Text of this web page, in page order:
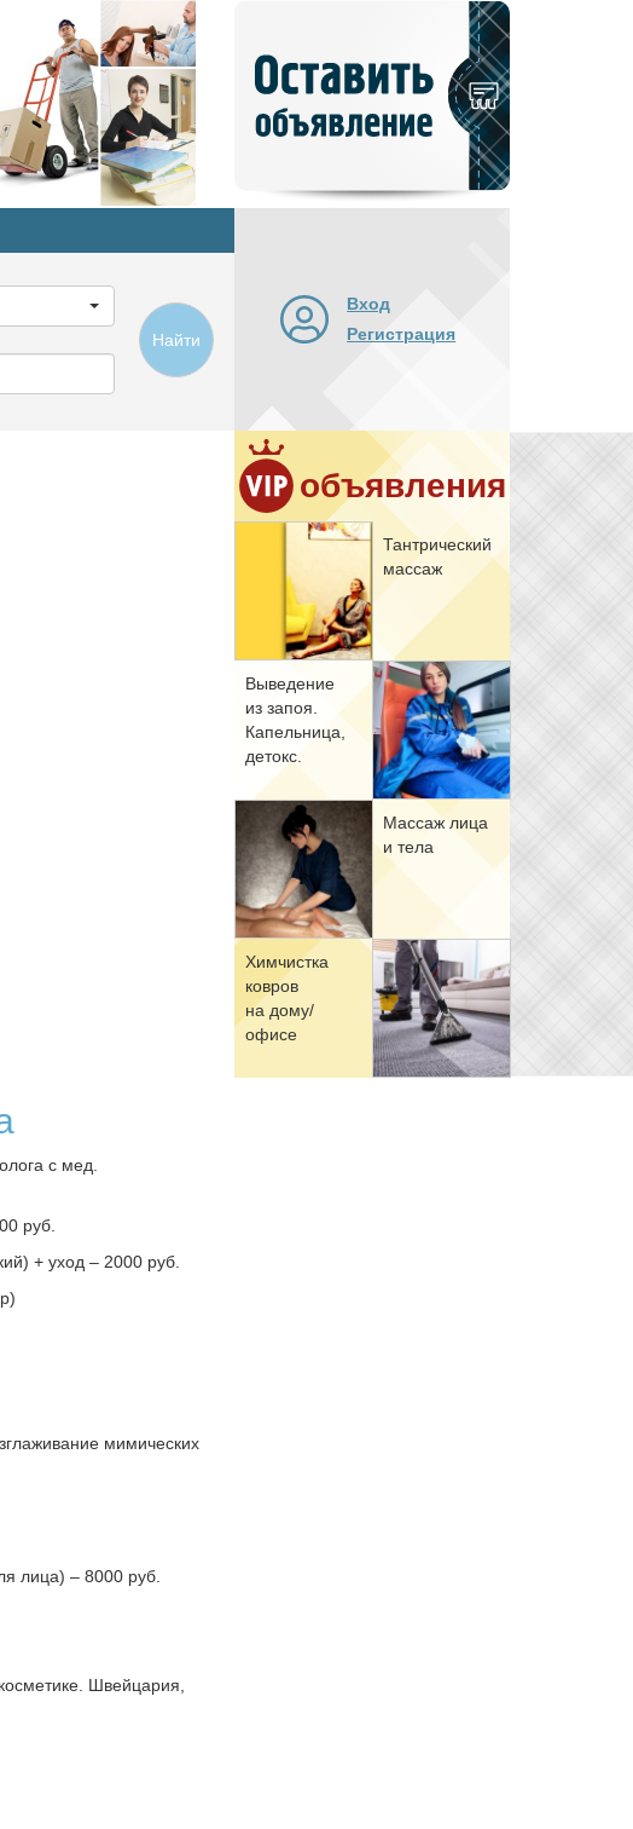
объявление
Найти
Вход
Регистрация
объявления
Тан­три­че­ский
мас­саж
Вы­ве­де­ние
из за­поя.
Ка­пель­ни­ца,
де­токс.
Мас­саж ли­ца
и те­ла
Хим­чист­ка
ков­ров
на до­му/
офи­се
с мед.
руб.
+ уход – 2000 руб.
мимических
лица) – 8000 руб.
Швейцария,